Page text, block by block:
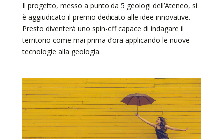
Il progetto, messo a punto da 5 geologi dell’Ateneo, si
è aggiudicato il premio dedicato alle idee innovative.
Presto diventerà uno spin-off capace di indagare il
territorio come mai prima d’ora applicando le nuove
tecnologie alla geologia.